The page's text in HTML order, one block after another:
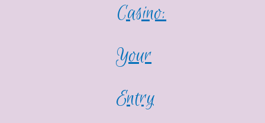
Casino:
Your
Entry